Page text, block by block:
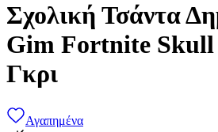
Σχολική Τσάντα
Gim Fortnite
Γκρι
Αγαπημένα